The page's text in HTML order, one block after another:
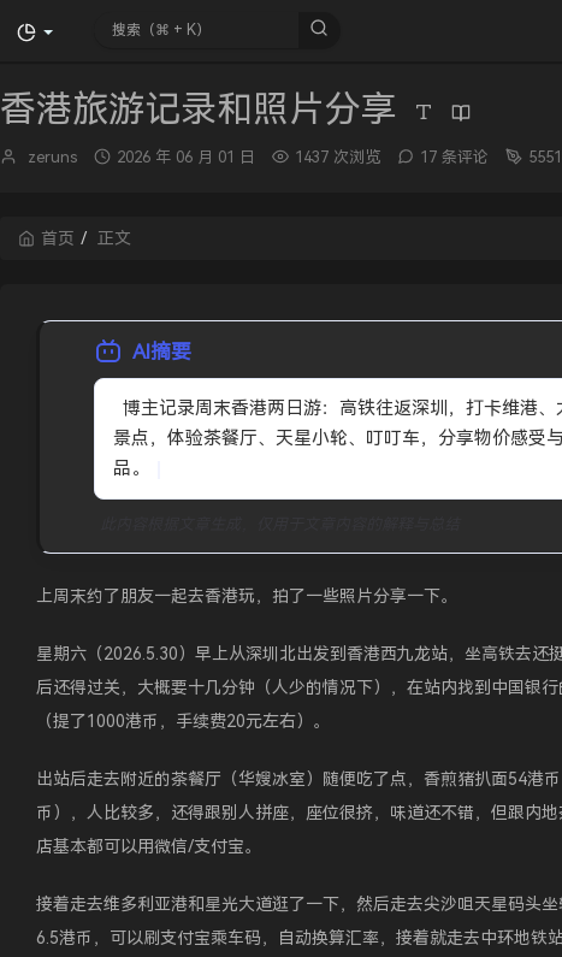
香港旅游记录和照片分享
博
zeruns
发
2026 年 06 月 01 日 1437 次浏览 17 条评论
首页 正文
AI摘要
景点，体验茶餐厅、天星小轮、叮叮车，分享物价感受
品。
上周末约了朋友一起去香港玩，拍了一些照片分享一下。
星期六（2026.5.30）早上从深圳北出发到香港西九龙站，坐高铁去还
后还得过关，大概要十几分钟（人少的情况下），在站内找到中国银
（提了1000港币，手续费20元左右）。
出站后走去附近的茶餐厅（华嫂冰室）随便吃了点，香煎猪扒面54港
币），人比较多，还得跟别人拼座，座位很挤，味道还不错，但跟内
店基本都可以用微信/支付宝。
接着走去维多利亚港和星光大道逛了一下，然后走去尖沙咀天星码头坐
6.5港币，可以刷支付宝乘车码，自动换算汇率，接着就走去中环地铁